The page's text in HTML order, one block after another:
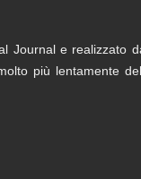
Journal e realizzato
più lentamente